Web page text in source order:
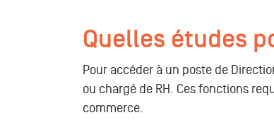
Quelles études
Pour accéder à un poste de
ou chargé de RH. Ces fonctions
commerce.